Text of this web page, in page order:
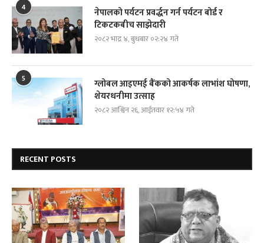
4
नेपालको पर्यटन प्रवर्द्धन गर्न पर्यटन बोर्ड र
टिकटकबीच साझेदारी
२०८२ भाद्र ४, बुधबार ०२:२४ गते
5
ग्लोबल आइएमई बैंकको आकर्षक लाभांश घोषणा,
शेयरधनीमा उत्साह
२०८२ आश्विन २६, आईतवार १२:५४ गते
RECENT POSTS